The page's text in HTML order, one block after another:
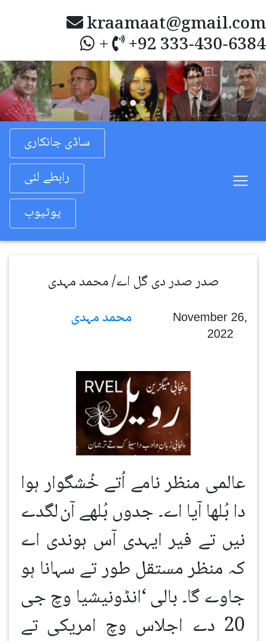
kraamaat@gmail.com
+ +92 333-430-6384
Previous
ساڈی جانکاری
رابطے لئی
یوٹیوب
صدر صدر دی گل اے/ محمد مہدی
November 26,
2022
عالمی منظر نامے اُتے خُشگوار ہوا
دا بُلھا آیا اے۔ جدوں بُلھے آنلگدے
نیں تے فیر ایہدی آس ہوندی اے
کہ منظر مستقل طور تے سہانا ہو
جاوے گا۔ بالی‘انڈونیشیا وچ جی
20 دے اجلاس وچ امریکی تے